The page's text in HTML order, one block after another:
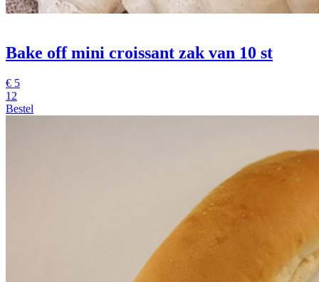
Bake off mini croissant zak van 10 st
€ 5
12
Bestel